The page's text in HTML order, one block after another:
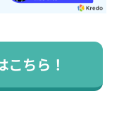
こちら！